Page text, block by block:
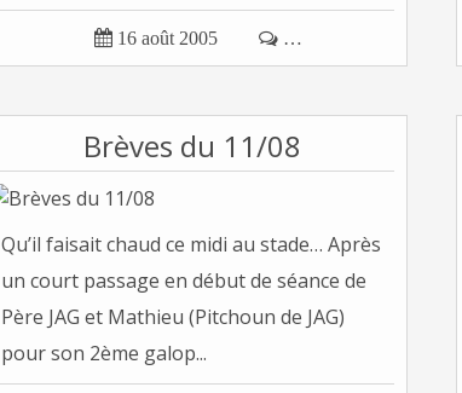
 16 août 2005  …
Brèves du 11/08
Qu’il faisait chaud ce midi au stade… Après
un court passage en début de séance de
Père JAG et Mathieu (Pitchoun de JAG)
pour son 2ème galop...